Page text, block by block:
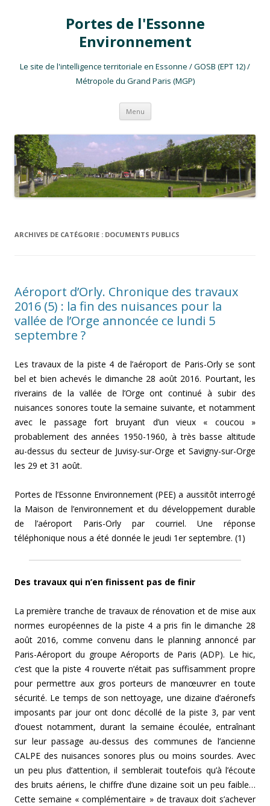
Portes de l'Essonne
Environnement
Le site de l'intelligence territoriale en Essonne / GOSB (EPT 12) /
Métropole du Grand Paris (MGP)
Menu Aller au contenu
ARCHIVES DE CATÉGORIE : DOCUMENTS PUBLICS
Aéroport d’Orly. Chronique des travaux
2016 (5) : la fin des nuisances pour la
vallée de l’Orge annoncée ce lundi 5
septembre ?
Les travaux de la piste 4 de l’aéroport de Paris-Orly se sont
bel et bien achevés le dimanche 28 août 2016. Pourtant, les
riverains de la vallée de l’Orge ont continué à subir des
nuisances sonores toute la semaine suivante, et notamment
avec le passage fort bruyant d’un vieux « coucou »
probablement des années 1950-1960, à très basse altitude
au-dessus du secteur de Juvisy-sur-Orge et Savigny-sur-Orge
les 29 et 31 août.
Portes de l’Essonne Environnement (PEE) a aussitôt interrogé
la Maison de l’environnement et du développement durable
de l’aéroport Paris-Orly par courriel. Une réponse
téléphonique nous a été donnée le jeudi 1er septembre. (1)
Des travaux qui n’en finissent pas de finir
La première tranche de travaux de rénovation et de mise aux
normes européennes de la piste 4 a pris fin le dimanche 28
août 2016, comme convenu dans le planning annoncé par
Paris-Aéroport du groupe Aéroports de Paris (ADP). Le hic,
c’est que la piste 4 rouverte n’était pas suffisamment propre
pour permettre aux gros porteurs de manœuvrer en toute
sécurité. Le temps de son nettoyage, une dizaine d’aéronefs
imposants par jour ont donc décollé de la piste 3, par vent
d’ouest notamment, durant la semaine écoulée, entraînant
sur leur passage au-dessus des communes de l’ancienne
CALPE des nuisances sonores plus ou moins sourdes. Avec
un peu plus d’attention, il semblerait toutefois qu’à l’écoute
des bruits aériens, le chiffre d’une dizaine soit un peu faible…
Cette semaine « complémentaire » de travaux doit s’achever